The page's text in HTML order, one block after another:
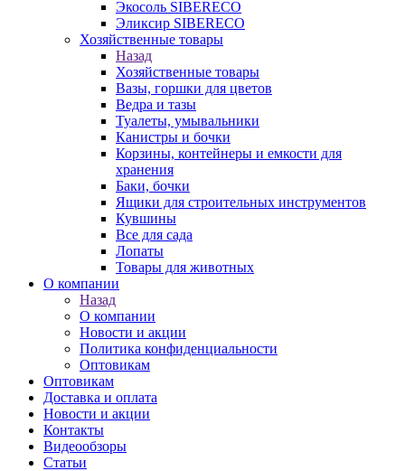
Экосоль SIBERECO
Эликсир SIBERECO
Хозяйственные товары
Назад
Хозяйственные товары
Вазы, горшки для цветов
Ведра и тазы
Туалеты, умывальники
Канистры и бочки
Корзины, контейнеры и емкости для
хранения
Баки, бочки
Ящики для строительных инструментов
Кувшины
Все для сада
Лопаты
Товары для животных
О компании
Назад
О компании
Новости и акции
Политика конфиденциальности
Оптовикам
Оптовикам
Доставка и оплата
Новости и акции
Контакты
Видеообзоры
Статьи